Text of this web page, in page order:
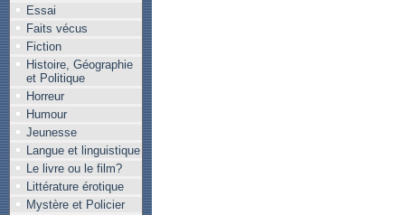
Essai
Faits vécus
Fiction
Histoire, Géographie
et Politique
Horreur
Humour
Jeunesse
Langue et linguistique
Le livre ou le film?
Littérature érotique
Mystère et Policier